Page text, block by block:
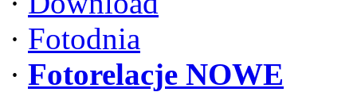
· Fotodnia
· Fotorelacje NOWE